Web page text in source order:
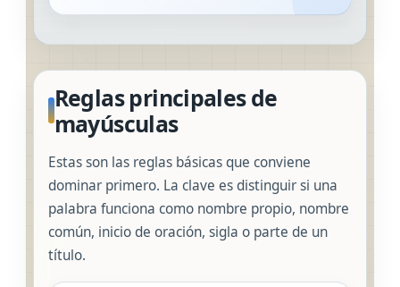
Reglas principales de
mayúsculas
Estas son las reglas básicas que conviene
dominar primero. La clave es distinguir si una
palabra funciona como nombre propio, nombre
común, inicio de oración, sigla o parte de un
título.